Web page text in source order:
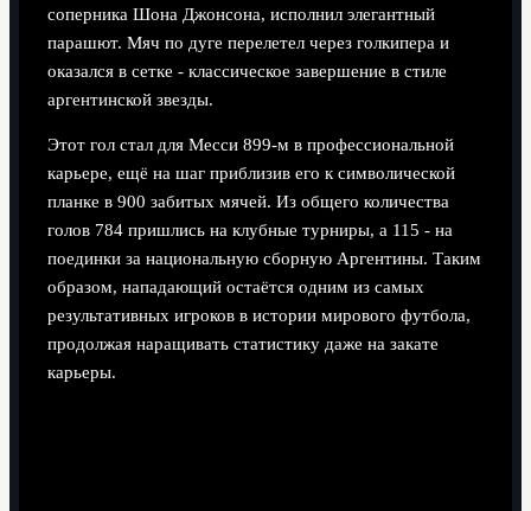
соперника Шона Джонсона, исполнил элегантный
парашют. Мяч по дуге перелетел через голкипера и
оказался в сетке - классическое завершение в стиле
аргентинской звезды.
Этот гол стал для Месси 899-м в профессиональной
карьере, ещё на шаг приблизив его к символической
планке в 900 забитых мячей. Из общего количества
голов 784 пришлись на клубные турниры, а 115 - на
поединки за национальную сборную Аргентины. Таким
образом, нападающий остаётся одним из самых
результативных игроков в истории мирового футбола,
продолжая наращивать статистику даже на закате
карьеры.